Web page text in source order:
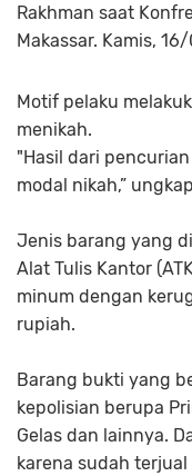
Rakhman saat
Makassar. Kamis,
Motif pelaku
menikah.
"Hasil dari
modal nikah,”
Jenis barang yang
Alat Tulis Kantor
minum dengan
rupiah.
Barang bukti yang
kepolisian berupa
Gelas dan lainnya.
karena sudah terjual